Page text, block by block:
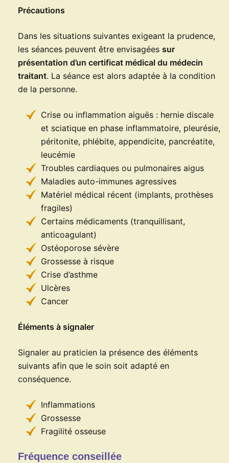
Précautions
Dans les situations suivantes exigeant la prudence,
les séances peuvent être envisagées sur
présentation d’un certificat médical du médecin
traitant. La séance est alors adaptée à la condition
de la personne.
Crise ou inflammation aiguës : hernie discale
et sciatique en phase inflammatoire, pleurésie,
péritonite, phlébite, appendicite, pancréatite,
leucémie
Troubles cardiaques ou pulmonaires aigus
Maladies auto-immunes agressives
Matériel médical récent (implants, prothèses
fragiles)
Certains médicaments (tranquillisant,
anticoagulant)
Ostéoporose sévère
Grossesse à risque
Crise d’asthme
Ulcères
Cancer
Éléments à signaler
Signaler au praticien la présence des éléments
suivants afin que le soin soit adapté en
conséquence.
Inflammations
Grossesse
Fragilité osseuse
Fréquence conseillée